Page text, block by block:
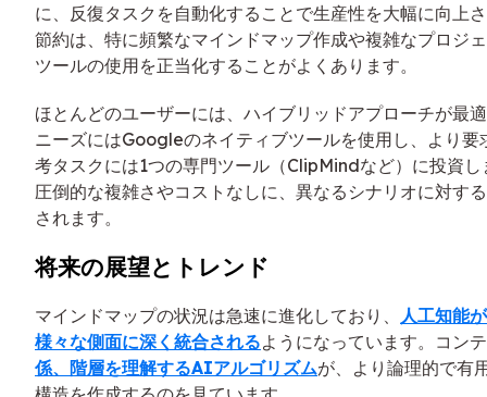
に、反復タスクを自動化することで生産性を大幅に向上
節約は、特に頻繁なマインドマップ作成や複雑なプロジ
ツールの使用を正当化することがよくあります。
ほとんどのユーザーには、ハイブリッドアプローチが最
ニーズにはGoogleのネイティブツールを使用し、より要
考タスクには1つの専門ツール（ClipMindなど）に投資
圧倒的な複雑さやコストなしに、異なるシナリオに対す
されます。
将来の展望とトレンド
マインドマップの状況は急速に進化しており、 人工知能
様々な側面に深く統合されるようになっています。コン
係、階層を理解するAIアルゴリズムが、より論理的で有